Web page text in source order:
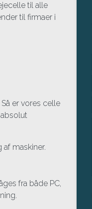
til alle
til firmaer i
er vores celle
maskiner.
fra både PC,